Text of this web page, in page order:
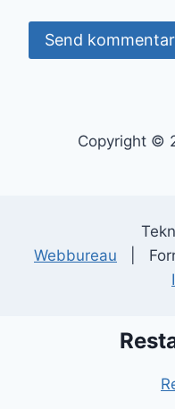
Copyright ©
Webbureau |